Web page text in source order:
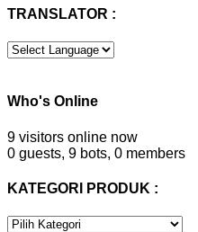
TRANSLATOR :
Who's Online
9 visitors online now
0 guests, 9 bots, 0 members
KATEGORI PRODUK :
KATEGORI